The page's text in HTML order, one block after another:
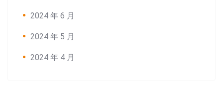
2024 年 6 月
2024 年 5 月
2024 年 4 月